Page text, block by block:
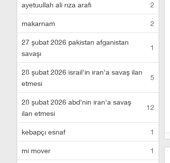
ayetuullah ali rıza arafi 2
makarnam 2
27 şubat 2026 pakistan afganistan
savaşı
1
28 şubat 2026 israil'in iran'a savaş ilan
etmesi
5
28 şubat 2026 abd'nin iran'a savaş
ilan etmesi
12
kebapçı esnaf 1
mi mover 1